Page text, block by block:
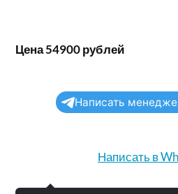
Цена 54900 рублей
Написать
Написать в